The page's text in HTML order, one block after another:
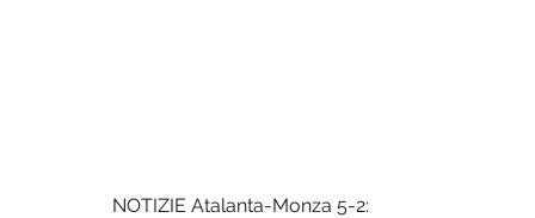
NOTIZIE Atalanta-Monza 5-2: